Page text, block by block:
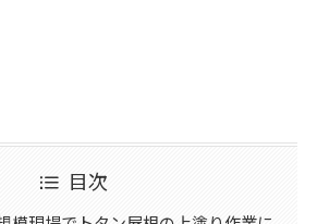
目次